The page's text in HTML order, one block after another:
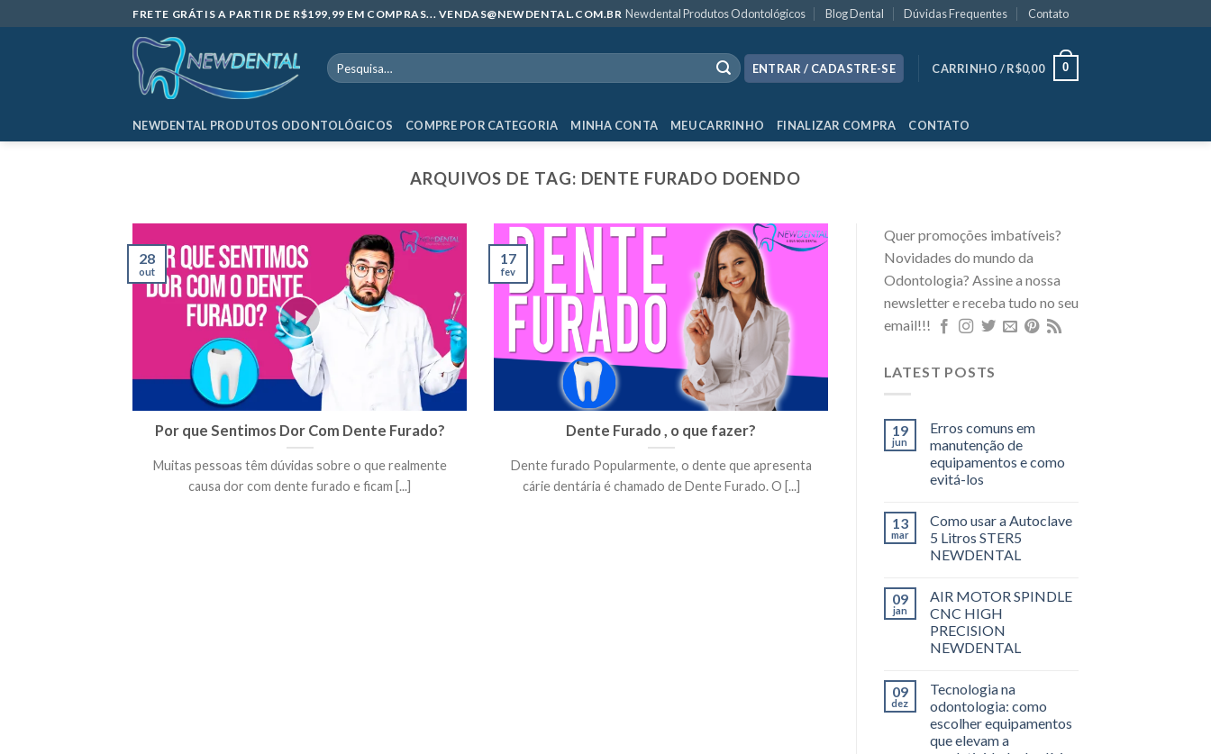
to
FRETE GRÁTIS A PARTIR DE R$199,99 EM COMPRAS... VENDAS@NEWDENTAL.COM.BR Newdental Produtos Odontológicos Blog Dental Dúvidas Frequentes Contato
Pesquisar
por:
ENTRAR / CADASTRE-SE CARRINHO /R$0,00 0
NEWDENTAL PRODUTOS ODONTOLÓGICOS COMPRE POR CATEGORIA MINHA CONTA MEU CARRINHO FINALIZAR COMPRA CONTATO
ARQUIVOS DE TAG: DENTE FURADO DOENDO
Por que Sentimos Dor Com Dente Furado?
Muitas pessoas têm dúvidas sobre o que realmente
causa dor com dente furado e ficam [...]
28
out
Dente Furado , o que fazer?
Dente furado Popularmente, o dente que apresenta
cárie dentária é chamado de Dente Furado. O [...]
17
fev
Quer promoções imbatíveis?
Novidades do mundo da
Odontologia? Assine a nossa
newsletter e receba tudo no seu
email!!!
LATEST POSTS
19
jun
Erros comuns em
manutenção de
equipamentos e como
evitá-los
13
mar
Como usar a Autoclave
5 Litros STER5
NEWDENTAL
09
jan
AIR MOTOR SPINDLE
CNC HIGH
PRECISION
NEWDENTAL
09
dez
Tecnologia na
odontologia: como
escolher equipamentos
que elevam a